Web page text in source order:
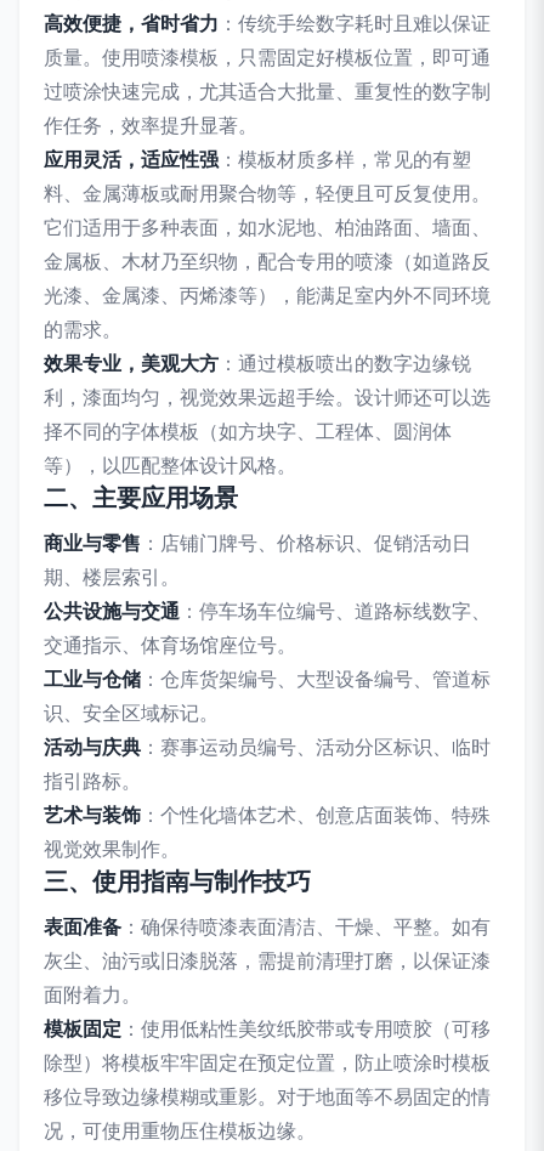
高效便捷，省时省力 ：传统手绘数字耗时且难以保证
质量。使用喷漆模板，只需固定好模板位置，即可通
过喷涂快速完成，尤其适合大批量、重复性的数字制
作任务，效率提升显著。
应用灵活，适应性强 ：模板材质多样，常见的有塑
料、金属薄板或耐用聚合物等，轻便且可反复使用。
它们适用于多种表面，如水泥地、柏油路面、墙面、
金属板、木材乃至织物，配合专用的喷漆（如道路反
光漆、金属漆、丙烯漆等），能满足室内外不同环境
的需求。
效果专业，美观大方 ：通过模板喷出的数字边缘锐
利，漆面均匀，视觉效果远超手绘。设计师还可以选
择不同的字体模板（如方块字、工程体、圆润体
等），以匹配整体设计风格。
二、主要应用场景
商业与零售 ：店铺门牌号、价格标识、促销活动日
期、楼层索引。
公共设施与交通 ：停车场车位编号、道路标线数字、
交通指示、体育场馆座位号。
工业与仓储 ：仓库货架编号、大型设备编号、管道标
识、安全区域标记。
活动与庆典 ：赛事运动员编号、活动分区标识、临时
指引路标。
艺术与装饰 ：个性化墙体艺术、创意店面装饰、特殊
视觉效果制作。
三、使用指南与制作技巧
表面准备 ：确保待喷漆表面清洁、干燥、平整。如有
灰尘、油污或旧漆脱落，需提前清理打磨，以保证漆
面附着力。
模板固定 ：使用低粘性美纹纸胶带或专用喷胶（可移
除型）将模板牢牢固定在预定位置，防止喷涂时模板
移位导致边缘模糊或重影。对于地面等不易固定的情
况，可使用重物压住模板边缘。